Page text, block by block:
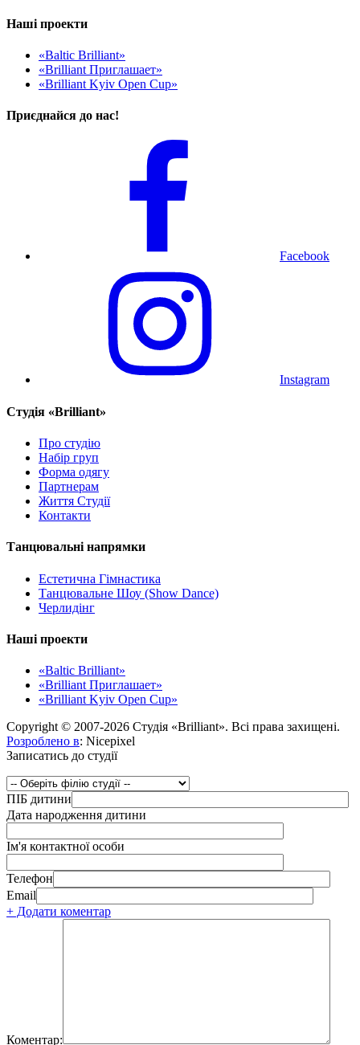
Наші проекти
«Baltic Brilliant»
«Brilliant Приглашает»
«Brilliant Kyiv Open Cup»
Приєднайся до нас!
Facebook
Instagram
Cтудія «Brilliant»
Про студію
Набір груп
Форма одягу
Партнерам
Життя Студії
Контакти
Танцювальні напрямки
Естетична Гімнастика
Танцювальне Шоу (Show Dance)
Черлидінг
Наші проекти
«Baltic Brilliant»
«Brilliant Приглашает»
«Brilliant Kyiv Open Cup»
Copyright © 2007-2026 Студія «Brilliant». Всі права захищені.
Розроблено в: Nicepixel
Записатись до студії
ПІБ дитини
Дата народження дитини
Ім'я контактної особи
Телефон
Email
+ Додати коментар
Коментар: